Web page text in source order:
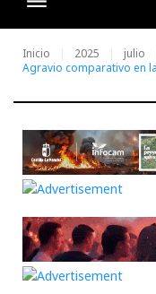
Inicio 2025 julio
Agravio comparativo en